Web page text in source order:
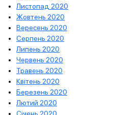
Листопад 2020
Жовтень 2020
Вересень 2020
Серпень 2020
Липень 2020
Червень 2020
Травень 2020
Квітень 2020
Березень 2020
Лютий 2020